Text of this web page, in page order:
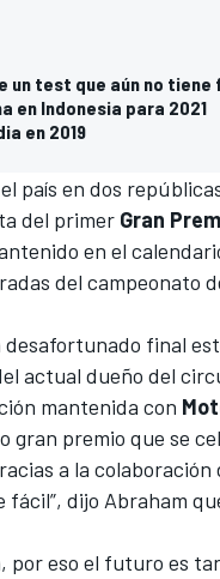
un test que aún no tiene
en Indonesia para 2021
en 2019
país en dos
del primer Gran
en el
del campeonato
final
actual dueño del
mantenida con
gran premio que se
a la
fácil”, dijo Abraham
por eso el futuro es